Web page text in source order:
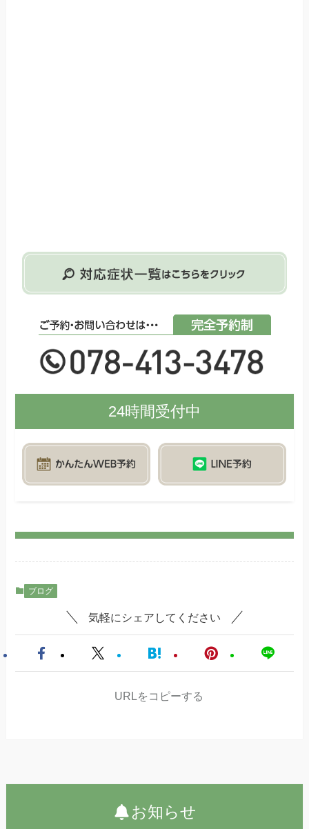
24時間受付中
ブログ
気軽にシェアしてください
URLをコピーする
お知らせ